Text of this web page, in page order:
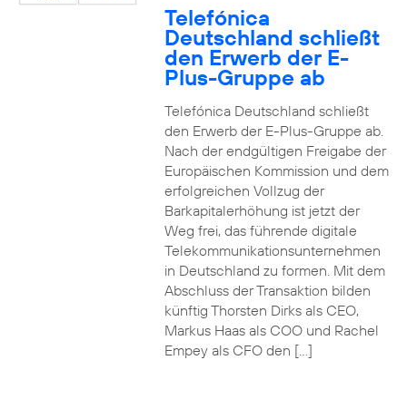
Telefónica
Deutschland schließt
den Erwerb der E-
Plus-Gruppe ab
Telefónica Deutschland schließt
den Erwerb der E-Plus-Gruppe ab.
Nach der endgültigen Freigabe der
Europäischen Kommission und dem
erfolgreichen Vollzug der
Barkapitalerhöhung ist jetzt der
Weg frei, das führende digitale
Telekommunikationsunternehmen
in Deutschland zu formen. Mit dem
Abschluss der Transaktion bilden
künftig Thorsten Dirks als CEO,
Markus Haas als COO und Rachel
Empey als CFO den […]